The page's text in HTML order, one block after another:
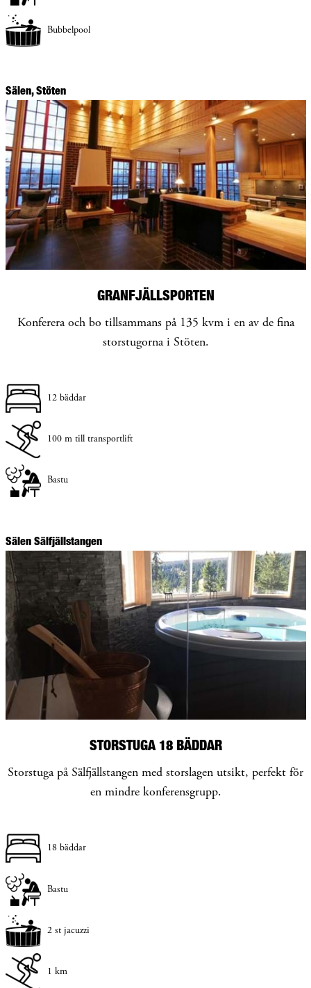
Bubbelpool
Sälen, Stöten
GRANFJÄLLSPORTEN
Konferera och bo tillsammans på 135 kvm i en av de fina
storstugorna i Stöten.
12 bäddar
100 m till transportlift
Bastu
Sälen Sälfjällstangen
STORSTUGA 18 BÄDDAR
Storstuga på Sälfjällstangen med storslagen utsikt, perfekt för
en mindre konferensgrupp.
18 bäddar
Bastu
2 st jacuzzi
1 km